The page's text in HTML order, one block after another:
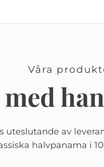
Våra
uteslutande av
halvpanama i